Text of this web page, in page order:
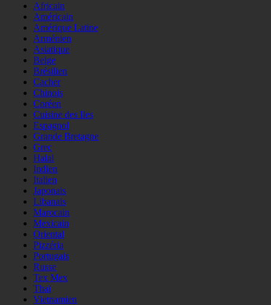
Africain
Américain
Amérique Latine
Arménien
Asiatique
Belge
Brésilien
Cacher
Chinois
Coréen
Cuisine des Iles
Espagnol
Grande Bretagne
Grec
Halal
Indien
Italien
Japonais
Libanais
Marocain
Mexicain
Oriental
Pizzéria
Portugais
Russe
Tex Mex
Thaï
Vietnamien